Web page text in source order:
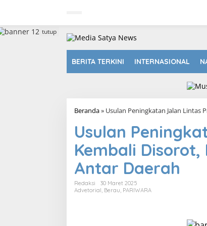
a
BERITA TERKINI INTERNASIONAL
tutup
Beranda» Usulan Peningkatan Jalan Lintas
Usulan
Kembali Disorot,
Antar Daerah
Redaksi
30 Maret 2025
Advetorial Berau PARIWARA